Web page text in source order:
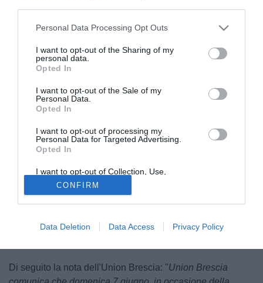
Personal Data Processing Opt Outs
I want to opt-out of the Sharing of my
personal data.
Opted In
I want to opt-out of the Sale of my
Personal Data.
Opted In
I want to opt-out of processing my
Personal Data for Targeted Advertising.
Opted In
I want to opt-out of Collection, Use,
Retention, Sale, and/or Sharing of my
Personal Data that Is Unrelated with the
Purposes for which it was collected.
Opted Out
CONFIRM
Data Deletion Data Access Privacy Policy
© foto di Union Brescia
Manca sempre meno allafinaledi ritorno dei playoff
AscolieUnion Brescia, in programma domenica 7
biglietti ai residenti della provincia di Brescia,
biancoblù ha annunciato la presenza di un
maxischermo allo stadio "Rigamonti"per permettere ai
allestire un maxischermo al "Del Duca" per la gara di
Di seguito la nota dell'Union Brescia: "Union Brescia